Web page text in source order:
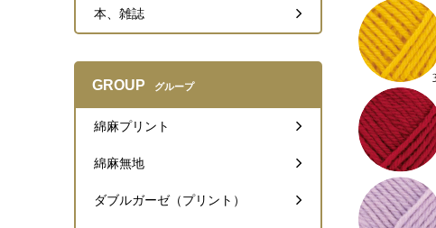
本、雑誌
GROUP グループ
綿麻プリント
綿麻無地
ダブルガーゼ（プリント）